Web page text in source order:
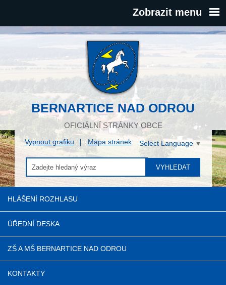
Zobrazit menu
BERNARTICE NAD ODROU
OFICIÁLNÍ STRÁNKY OBCE
Vypnout grafiku Mapa stránek Select Language ▼
VYHLEDAT
HLÁŠENÍ ROZHLASU
ÚŘEDNÍ DESKA
ZŠ A MŠ BERNARTICE NAD ODROU
KONTAKTY